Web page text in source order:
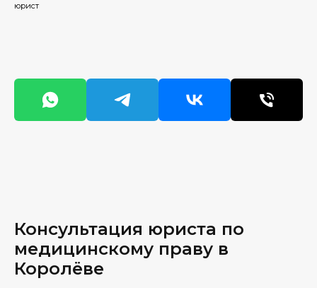
юрист
Консультация юриста по
медицинскому праву в
Королёве